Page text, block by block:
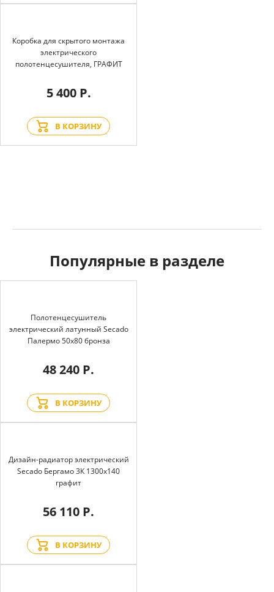
Коробка для скрытого монтажа
электрического
полотенцесушителя, ГРАФИТ
5 400 Р.
В КОРЗИНУ
Популярные в разделе
Полотенцесушитель
электрический латунный Secado
Палермо 50x80 бронза
48 240 Р.
В КОРЗИНУ
Дизайн-радиатор электрический
Secado Бергамо 3К 1300x140
графит
56 110 Р.
В КОРЗИНУ